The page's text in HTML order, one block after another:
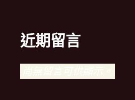
近期留言
尚無留言可供顯示。